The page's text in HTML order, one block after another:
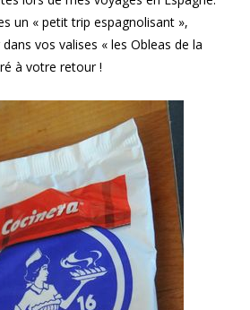
un « petit trip espagnolisant »,
vos valises « les Obleas de la
à votre retour !